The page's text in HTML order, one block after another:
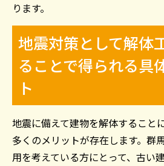
ります。
地震対策として解体
ることで得られる具
ト
地震に備えて建物を解体すること
多くのメリットが存在します。群
用を考えている方にとって、古い